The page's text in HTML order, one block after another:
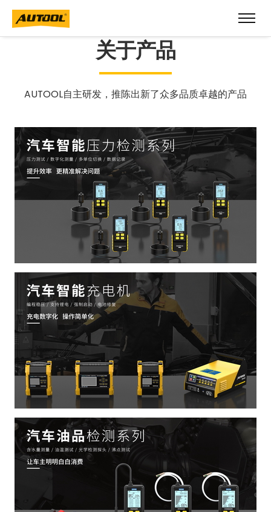
关于产品
AUTOOL自主研发，推陈出新了众多品质卓越的产品